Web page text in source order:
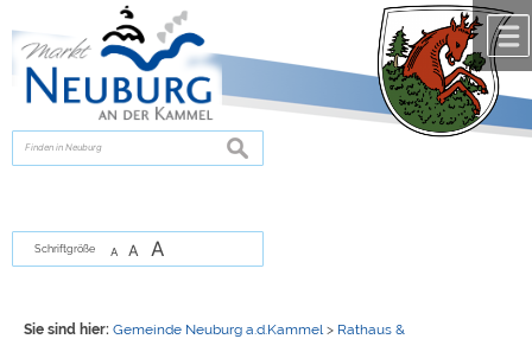
zur Navigationoder
springen.
suchen
Schriftgröße A A A
Sie sind hier: Gemeinde Neuburg a.d.Kammel > Rathaus &